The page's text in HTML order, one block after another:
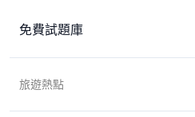
免費試題庫
旅遊熱點